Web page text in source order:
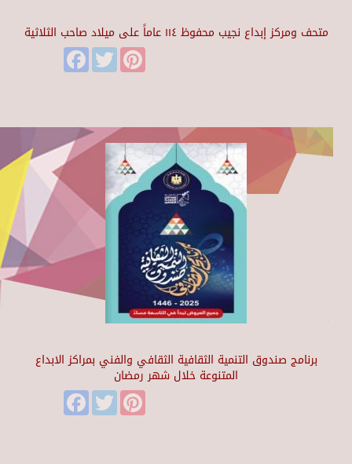
متحف ومركز إبداع نجيب محفوظ ١١٤ عاماً على ميلاد صاحب الثلاثية
FacebookTwitter
برنامج صندوق التنمية الثقافية الثقافي والفني بمراكز الابداع
المتنوعة خلال شهر رمضان
FacebookTwitter